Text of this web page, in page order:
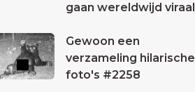
gaan wereldwijd viraal
Gewoon een
verzameling hilarische
foto's #2258